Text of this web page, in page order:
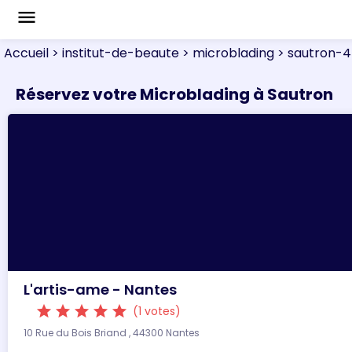
menu
Accueil > institut-de-beaute > microblading > sautron-
Réservez votre Microblading à Sautron
L'artis-ame - Nantes
star star star star star (1 votes)
10 Rue du Bois Briand , 44300 Nantes